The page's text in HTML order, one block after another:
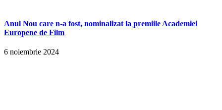
Anul Nou care n-a fost, nominalizat la premiile Academiei
Europene de Film
6 noiembrie 2024